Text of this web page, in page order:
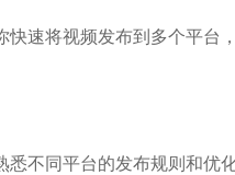
速将视频发布到多个平台
不同平台的发布规则和优